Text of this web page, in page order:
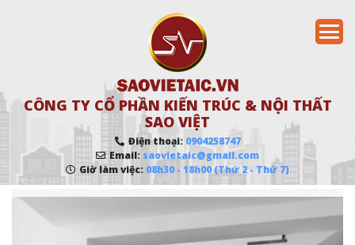
CÔNG TY CỔ PHẦN KIẾN TRÚC & NỘI THẤT
SAO VIỆT
Điện thoại: 0904258747
Email: saovietaic@gmail.com
Giờ làm việc: 08h30 - 18h00 (Thứ 2 - Thứ 7)